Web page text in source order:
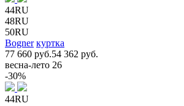
44RU
48RU
50RU
Bogner куртка
77 660 руб.54 362 руб.
весна-лето 26
-30%
44RU